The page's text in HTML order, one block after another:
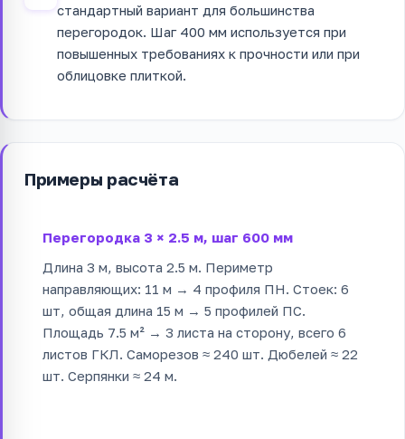
стандартный вариант для большинства
перегородок. Шаг 400 мм используется при
повышенных требованиях к прочности или при
облицовке плиткой.
Примеры расчёта
Перегородка 3 × 2.5 м, шаг 600 мм
Длина 3 м, высота 2.5 м. Периметр
направляющих: 11 м → 4 профиля ПН. Стоек: 6
шт, общая длина 15 м → 5 профилей ПС.
Площадь 7.5 м² → 3 листа на сторону, всего 6
листов ГКЛ. Саморезов ≈ 240 шт. Дюбелей ≈ 22
шт. Серпянки ≈ 24 м.